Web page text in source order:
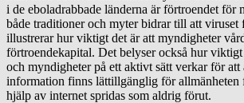
i de eboladrabbade länderna är förtroendet för
både traditioner och myter bidrar till att viruset
illustrerar hur viktigt det är att myndigheter
förtroendekapital. Det belyser också hur
och myndigheter på ett aktivt sätt verkar för
information finns lättillgänglig för allmänheten
hjälp av internet spridas som aldrig förut.